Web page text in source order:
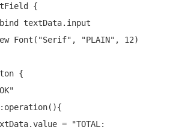
Font( "Serif" , "PLAIN" , 12)
textData.value =
"TOTAL: